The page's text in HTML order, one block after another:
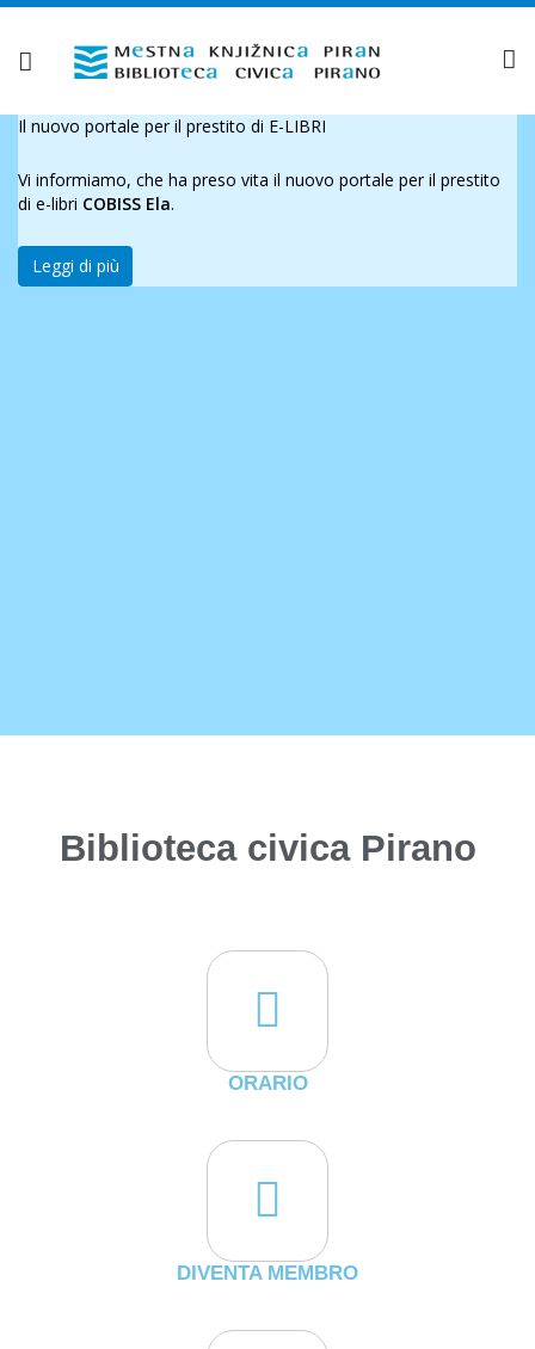
Il nuovo portale per il prestito di E-LIBRI
Vi informiamo, che ha preso vita il nuovo portale per il prestito
di e-libri COBISS Ela.
Leggi di più
Biblioteca civica Pirano
ORARIO
DIVENTA MEMBRO